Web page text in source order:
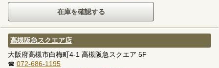
高槻阪急スクエア店
大阪府高槻市白梅町4-1 高槻阪急スクエア 5F
☎ 072-686-1195